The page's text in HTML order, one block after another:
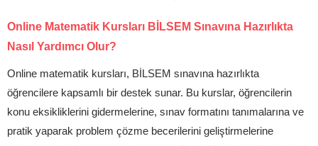
Online Matematik Kursları BİLSEM Sınavına Hazırlıkta
Nasıl Yardımcı Olur?
Online matematik kursları, BİLSEM sınavına hazırlıkta
öğrencilere kapsamlı bir destek sunar. Bu kurslar, öğrencilerin
konu eksikliklerini gidermelerine, sınav formatını tanımalarına ve
pratik yaparak problem çözme becerilerini geliştirmelerine